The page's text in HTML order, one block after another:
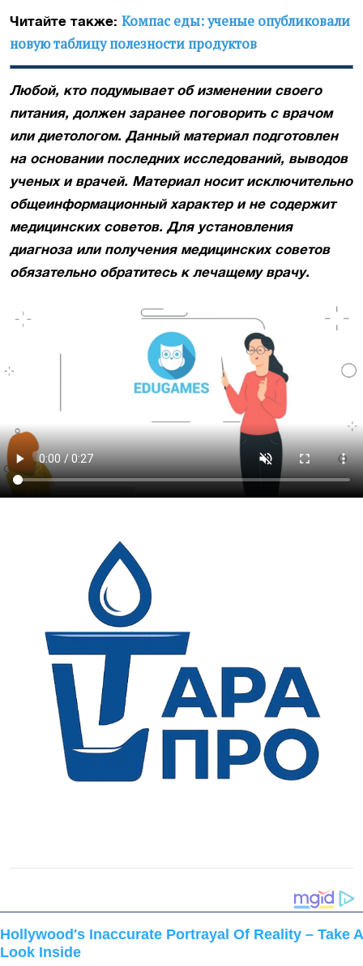
Читайте также: Компас еды: ученые опубликовали
новую таблицу полезности продуктов
Любой, кто подумывает об изменении своего
питания, должен заранее поговорить с врачом
или диетологом. Данный материал подготовлен
на основании последних исследований, выводов
ученых и врачей. Материал носит исключительно
общеинформационный характер и не содержит
медицинских советов. Для установления
диагноза или получения медицинских советов
обязательно обратитесь к лечащему врачу.